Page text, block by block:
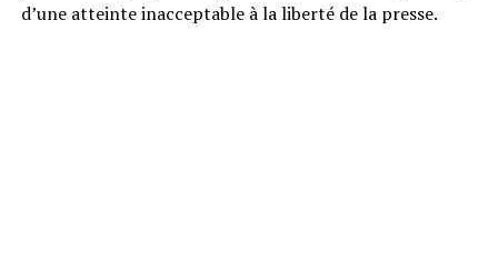
d’une atteinte inacceptable à la liberté de la presse.